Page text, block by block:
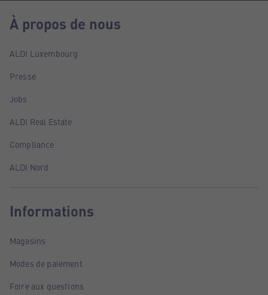
À propos de nous
ALDI Luxembourg
Presse
Jobs
ALDI Real Estate
Compliance
ALDI Nord
Informations
Magasins
Modes de paiement
Foire aux questions